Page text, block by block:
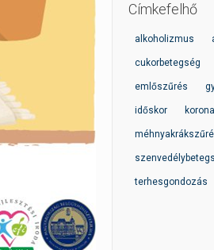
Címkefelhő
alkoholizmus
cukorbetegség
emlőszűrés
időskor
terhesgondozás